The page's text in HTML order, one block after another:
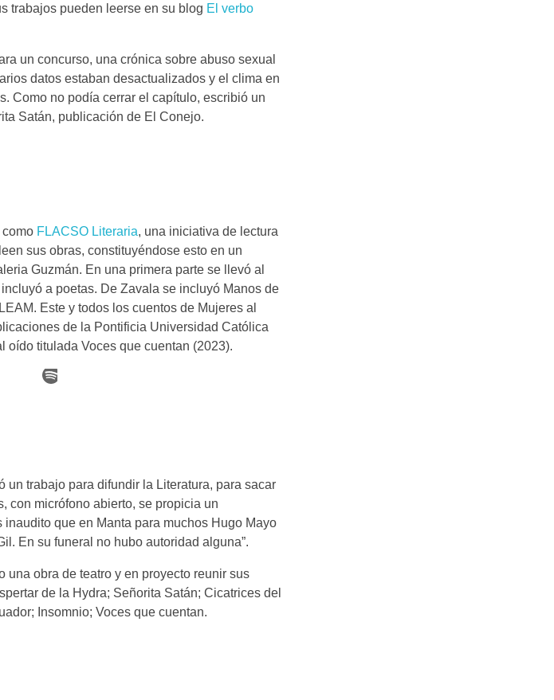
trabajos pueden leerse en su blog El verbo
un concurso, una crónica sobre abuso sexual
datos estaban desactualizados y el clima en
Como no podía cerrar el capítulo, escribió un
Satán, publicación de El Conejo.
FLACSO Literaria, una iniciativa de lectura
sus obras, constituyéndose esto en un
Guzmán. En una primera parte se llevó al
a poetas. De Zavala se incluyó Manos de
Este y todos los cuentos de Mujeres al
de la Pontificia Universidad Católica
titulada Voces que cuentan (2023).
un trabajo para difundir la Literatura, para sacar
con micrófono abierto, se propicia un
que en Manta para muchos Hugo Mayo
En su funeral no hubo autoridad alguna”.
una obra de teatro y en proyecto reunir sus
de la Hydra; Señorita Satán; Cicatrices del
Insomnio; Voces que cuentan.